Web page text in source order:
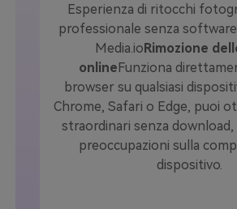
Esperienza di ritocchi
professionale senza
Media.ioRimozione
onlineFunziona
browser su qualsiasi
Chrome, Safari o Edge, puoi
straordinari senza
preoccupazioni sulla
dispositivo.